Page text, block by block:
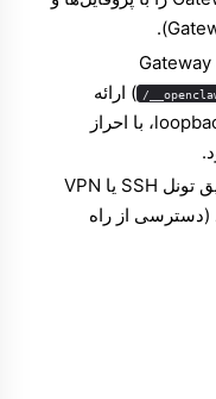
).
روی همان درگاه Gateway
( /
) ارائه
می‌شود و هنگام اتصال فراتر از loopback، با احراز
معمولاً از طریق تونل SSH یا VPN
دسترسی از راه